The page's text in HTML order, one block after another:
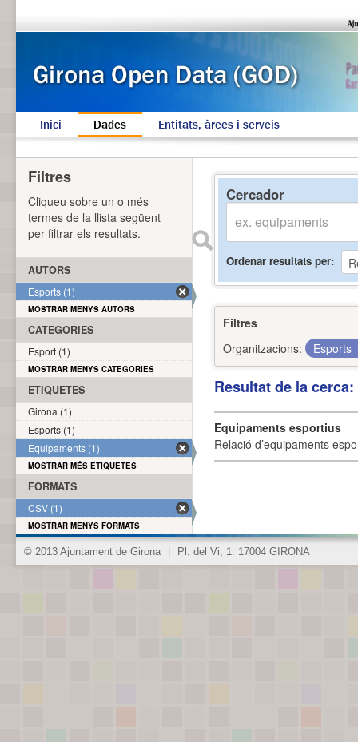
Inici Dades Entitats, àrees i serveis
Cercador
Ordenar resultats per
Filtres
Organitzacions:
Esports
Resultat de la
Equipaments esportius
Relació d’equipaments
Filtres
Cliqueu sobre un o més
termes de la llista següent
per filtrar els resultats.
AUTORS
Esports (1)
MOSTRAR MENYS AUTORS
CATEGORIES
Esport (1)
MOSTRAR MENYS CATEGORIES
ETIQUETES
Girona (1)
Esports (1)
Equipaments (1)
MOSTRAR MÉS ETIQUETES
FORMATS
CSV (1)
MOSTRAR MENYS FORMATS
© 2013 Ajuntament de Girona Pl. del Vi, 1. 17004 GIRONA